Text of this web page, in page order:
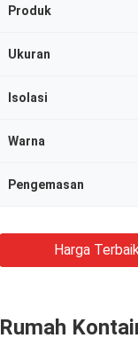
Produk
Ukuran
Isolasi
Warna
Pengemasan
Harga
Rumah